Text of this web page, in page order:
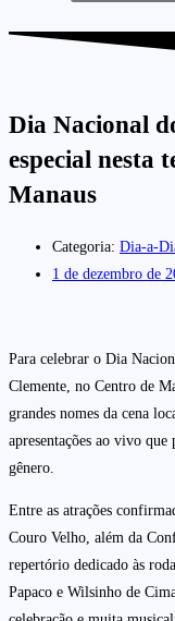
Dia Nacional
especial nesta
Manaus
Categoria: Dia-a-
1 de dezembro de
Para celebrar o Dia
Clemente, no Centro de
grandes nomes da cena
apresentações ao vivo
gênero.
Entre as atrações
Couro Velho, além da
repertório dedicado às
Papaco e Wilsinho de